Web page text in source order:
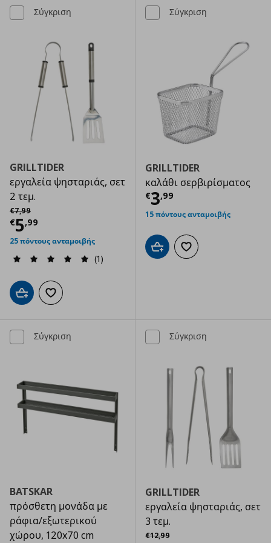
Σύγκριση
GRILLTIDER
εργαλεία ψησταριάς, σετ
2 τεμ.
€7,99
Αρχική τιμή
€5,99
Τρέχουσα τιμή € 5,99
25 πόντους ανταμοιβής
(1)
Προσθήκη στο καλάθι
Προσθήκη στα αγαπημένα
Σύγκριση
GRILLTIDER
καλάθι σερβιρίσματος
€3,99
Τρέχουσα
15 πόντους ανταμοιβής
Προσθήκη στο καλάθι
Προσθήκη στα
Σύγκριση
BATSKAR
πρόσθετη μονάδα με
ράφια/εξωτερικού
χώρου, 120x70 cm
Σύγκριση
GRILLTIDER
εργαλεία ψησταριάς, σετ
3 τεμ.
€12,99
Αρχική τιμή